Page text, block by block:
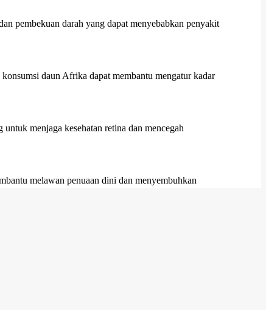
pembekuan darah yang dapat menyebabkan penyakit
daun Afrika dapat membantu mengatur kadar
menjaga kesehatan retina dan mencegah
melawan penuaan dini dan menyembuhkan